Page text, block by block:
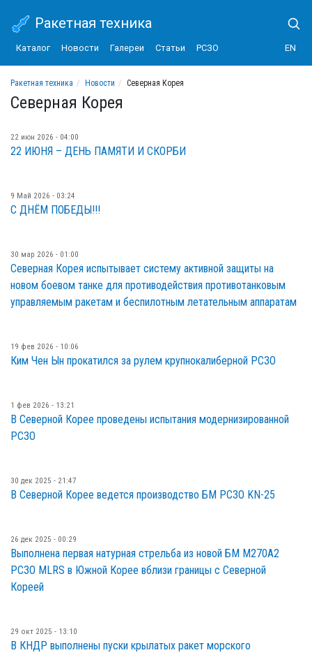
Ракетная техника
Каталог Новости Галереи Статьи РСЗО EN
Ракетная техника Новости Северная Корея
Северная Корея
22 июн 2026 - 04:00
22 ИЮНЯ – ДЕНЬ ПАМЯТИ И СКОРБИ
9 Май 2026 - 03:24
С ДНЁМ ПОБЕДЫ!!!
30 мар 2026 - 01:00
Северная Корея испытывает систему активной защиты на
новом боевом танке для противодействия противотанковым
управляемым ракетам и беспилотным летательным аппаратам
19 фев 2026 - 10:06
Ким Чен Ын прокатился за рулем крупнокалиберной РСЗО
1 фев 2026 - 13:21
В Северной Корее проведены испытания модернизированной
РСЗО
30 дек 2025 - 21:47
В Северной Корее ведется производство БМ РСЗО KN-25
26 дек 2025 - 00:29
Выполнена первая натурная стрельба из новой БМ M270A2
РСЗО MLRS в Южной Корее вблизи границы с Северной
Кореей
29 окт 2025 - 13:10
В КНДР выполнены пуски крылатых ракет морского